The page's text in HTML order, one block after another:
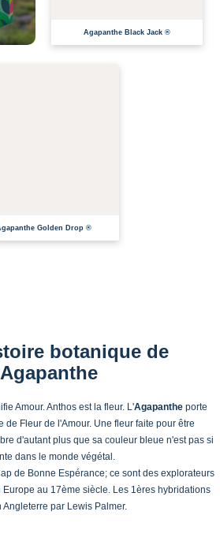
Agapanthe Black Jack ®
Golden Drop ®
botanique de
Amour. Anthos est la fleur. L'Agapanthe porte
de Fleur de l'Amour. Une fleur faite pour être
d'autant plus que sa couleur bleue n'est pas si
dans le monde végétal.
de Bonne Espérance; ce sont des explorateurs
au 17ème siècle. Les 1ères hybridations
Angleterre par Lewis Palmer.